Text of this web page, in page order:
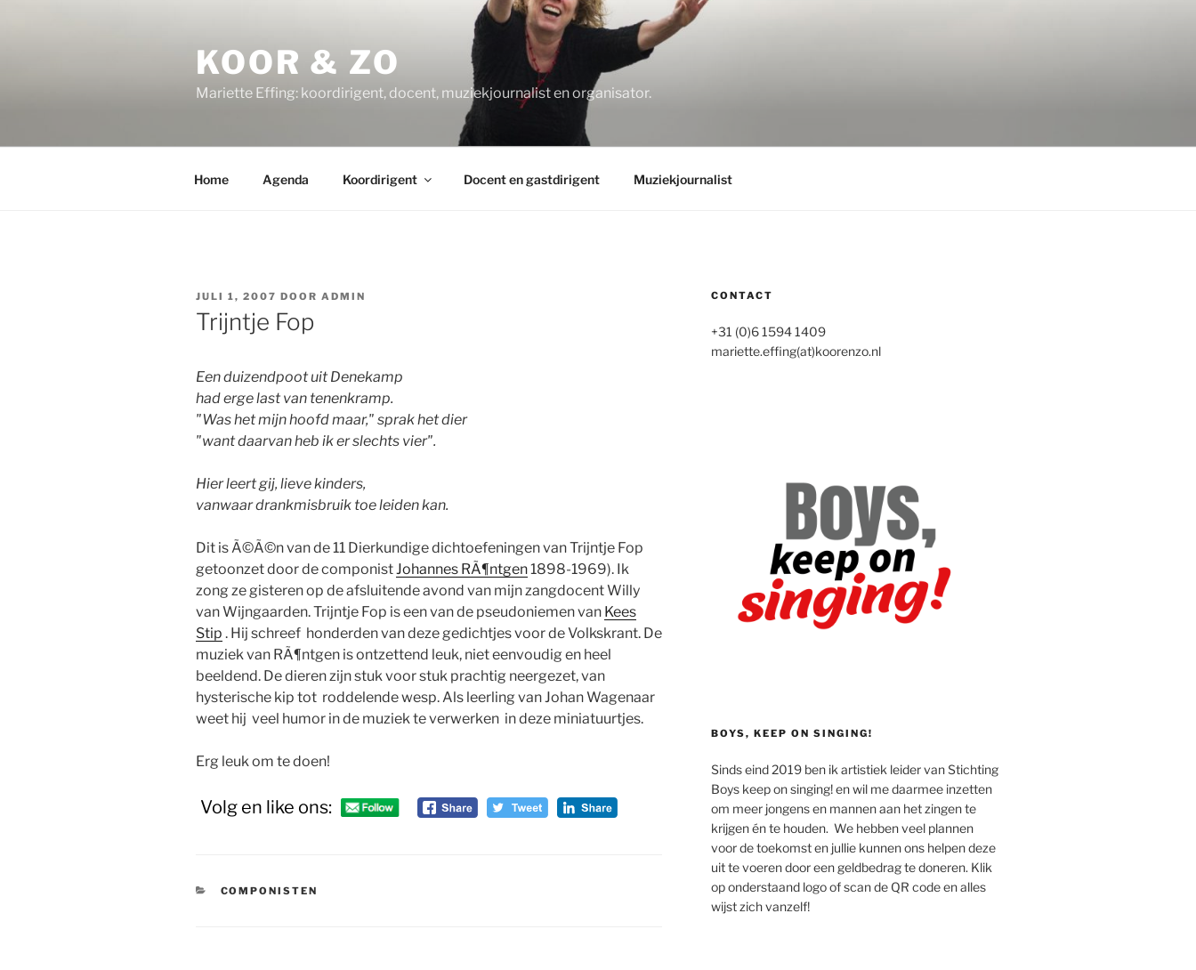
KOOR & ZO
Mariette Effing: koordirigent, docent, muziekjournalist en organisator.
Home Agenda Koordirigent Docent en gastdirigent Muziekjournalist
GEPLAATST
OP
JULI 1, 2007 DOOR ADMIN
Trijntje Fop
Een duizendpoot uit Denekamp
had erge last van tenenkramp.
"Was het mijn hoofd maar," sprak het dier
"want daarvan heb ik er slechts vier".
Hier leert gij, lieve kinders,
vanwaar drankmisbruik toe leiden kan.
Dit is Ã©Ã©n van de 11 Dierkundige dichtoefeningen van Trijntje Fop
getoonzet door de componistJohannes RÃ¶ntgen1898-1969). Ik
zong ze gisteren op de afsluitende avond van mijn zangdocent Willy
van Wijngaarden. Trijntje Fop is een van de pseudoniemen van Kees
Stip . Hij schreef honderden van deze gedichtjes voor de Volkskrant. De
muziek van RÃ¶ntgen is ontzettend leuk, niet eenvoudig en heel
beeldend. De dieren zijn stuk voor stuk prachtig neergezet, van
hysterische kip tot roddelende wesp. Als leerling van Johan Wagenaar
weet hij veel humor in de muziek te verwerken in deze miniatuurtjes.
Erg leuk om te doen!
Volg en like ons:
CATEGORIEËN
COMPONISTEN
CONTACT
+31 (0)6 1594 1409
mariette.effing(at)koorenzo.nl
BOYS, KEEP ON SINGING!
Sinds eind 2019 ben ik artistiek leider van Stichting
Boys keep on singing! en wil me daarmee inzetten
om meer jongens en mannen aan het zingen te
krijgen én te houden. We hebben veel plannen
voor de toekomst en jullie kunnen ons helpen deze
uit te voeren door een geldbedrag te doneren. Klik
op onderstaand logo of scan de QR code en alles
wijst zich vanzelf!